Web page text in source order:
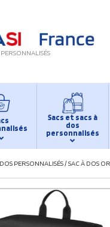
Sacs et sacs à
dos
personnalisés
PERSONNALISÉS/SAC À DOS